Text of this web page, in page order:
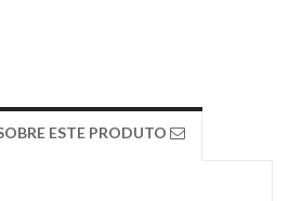
ESTE PRODUTO